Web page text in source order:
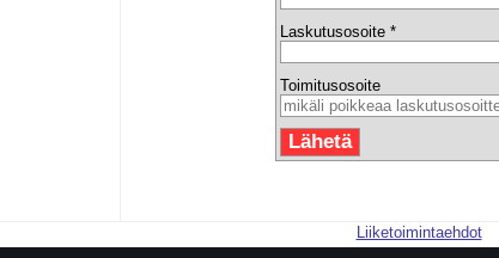
Laskutusosoite *
Toimitusosoite
Liiketoimintaehdot